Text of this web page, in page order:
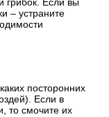
грибок. Если вы
– устраните
посторонних
Если в
то смочите их